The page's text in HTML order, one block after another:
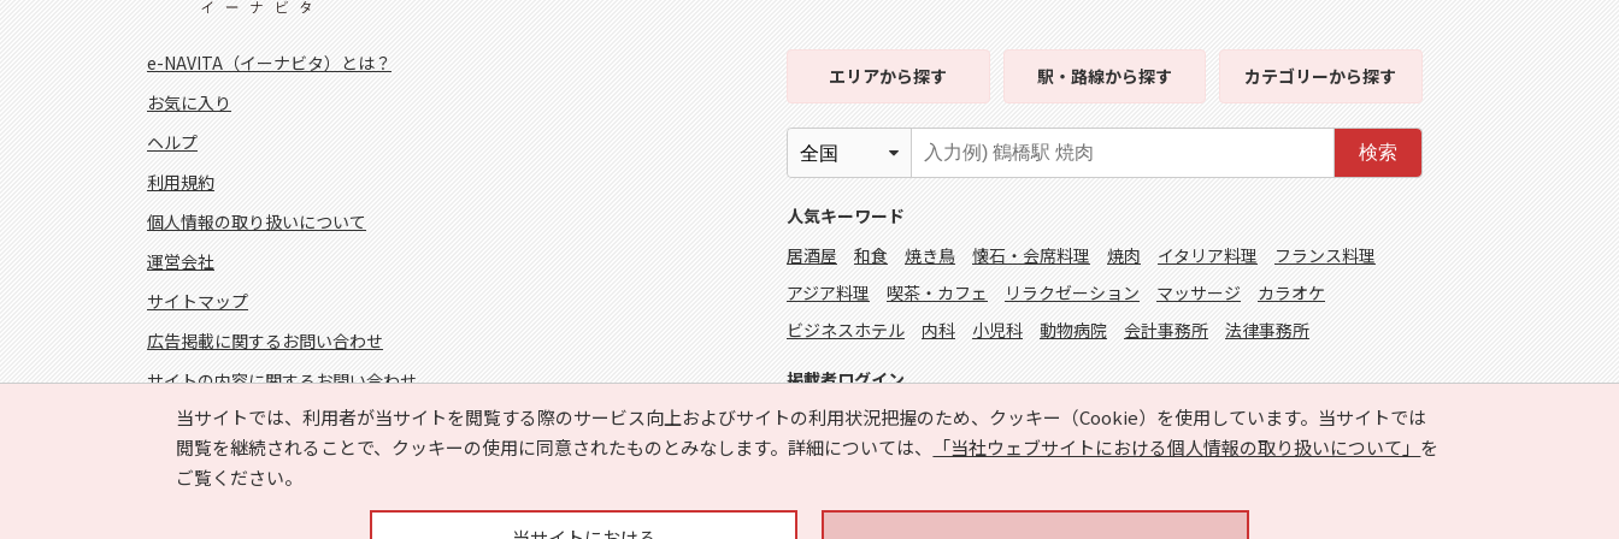
当サイトでは、利用者が当サイトを閲覧する際のサービス向上およびサイトの利用状況把握のため、クッキー（Cookie）を使用しています。当サイトでは
閲覧を継続されることで、クッキーの使用に同意されたものとみなします。詳細については、
「当社ウェブサイトにおける個人情報の取り扱いについて」 を
ご覧ください。
e-NAVITA（イーナビタ）とは？
お気に入り
ヘルプ
利用規約
個人情報の取り扱いについて
運営会社
サイトマップ
広告掲載に関するお問い合わせ
サイトの内容に関するお問い合わせ
エリアから探す 駅・路線から探す カテゴリーから探す
検索
人気キーワード
居酒屋
和食 焼き鳥 懐石・会席料理 焼肉 イタリア料理
フランス料理
アジア料理
喫茶・カフェ リラクゼーション マッサージ
カラオケ
ビジネスホテル
内科 小児科 動物病院 会計事務所 法律事務所
掲載者ログイン
FOLLOW US!